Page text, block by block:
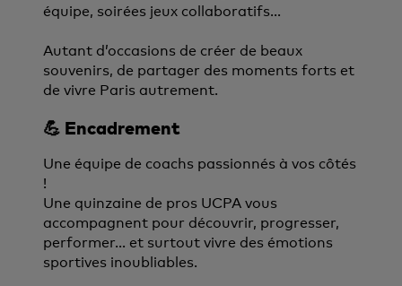
équipe, soirées jeux collaboratifs…
Autant d’occasions de créer de beaux
souvenirs, de partager des moments forts et
de vivre Paris autrement.
💪 Encadrement
Une équipe de coachs passionnés à vos côtés
!
Une quinzaine de pros UCPA vous
accompagnent pour découvrir, progresser,
performer… et surtout vivre des émotions
sportives inoubliables.